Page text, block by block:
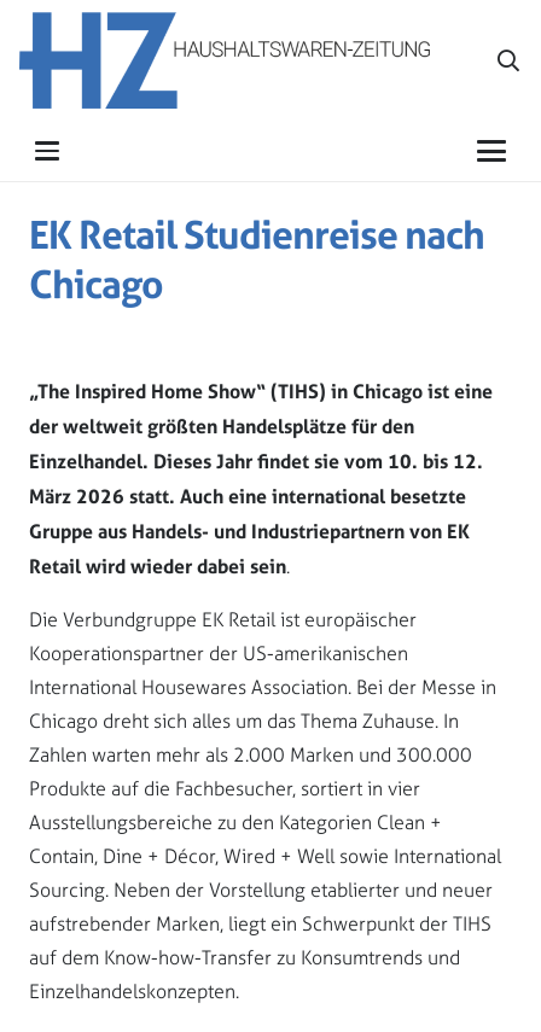
EK Retail Studienreise nach
Chicago
„The Inspired Home Show“ (TIHS) in Chicago ist eine
der weltweit größten Handelsplätze für den
Einzelhandel. Dieses Jahr findet sie vom 10. bis 12.
März 2026 statt. Auch eine international besetzte
Gruppe aus Handels- und Industriepartnern von EK
Retail wird wieder dabei sein.
Die Verbundgruppe EK Retail ist europäischer
Kooperationspartner der US-amerikanischen
International Housewares Association. Bei der Messe in
Chicago dreht sich alles um das Thema Zuhause. In
Zahlen warten mehr als 2.000 Marken und 300.000
Produkte auf die Fachbesucher, sortiert in vier
Ausstellungsbereiche zu den Kategorien Clean +
Contain, Dine + Décor, Wired + Well sowie International
Sourcing. Neben der Vorstellung etablierter und neuer
aufstrebender Marken, liegt ein Schwerpunkt der TIHS
auf dem Know-how-Transfer zu Konsumtrends und
Einzelhandelskonzepten.